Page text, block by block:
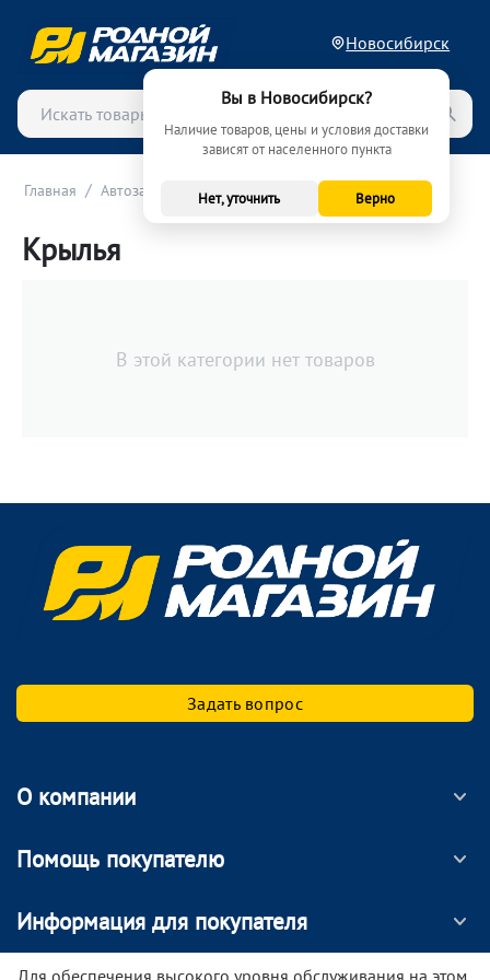
Новосибирск
Вы в Новосибирск?
Наличие товаров, цены и условия доставки
зависят от населенного пункта
Нет, уточнить Верно
Главная / Автозапчасти / Кузовные запчасти / Крылья
Крылья
В этой категории нет товаров
Задать вопрос
О компании
Помощь покупателю
Информация для покупателя
МОБИЛЬНОЕ ПРИЛОЖЕНИЕ